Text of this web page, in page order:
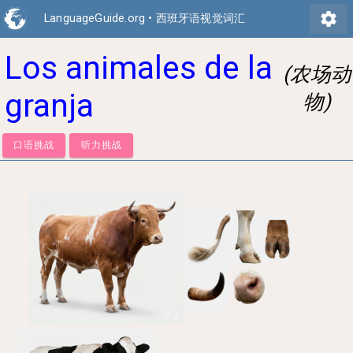
LanguageGuide.org • 西班牙语视觉词汇 settings
Los animales de la
granja
(农场动
物)
口语挑战 听力挑战